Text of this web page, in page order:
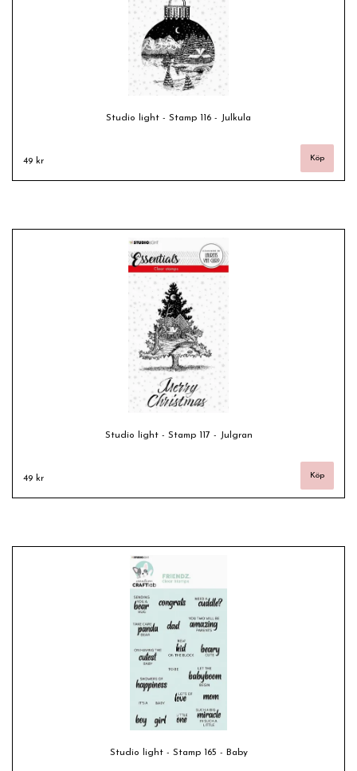
Studio light - Stamp 116 - Julkula
49 kr
Studio light - Stamp 117 - Julgran
49 kr
Studio light - Stamp 165 - Baby